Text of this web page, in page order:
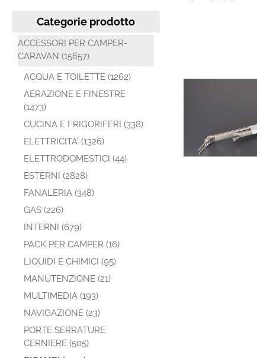
Categorie prodotto
ACCESSORI PER CAMPER-
CARAVAN (15657)
ACQUA E TOILETTE (1262)
AERAZIONE E FINESTRE
(1473)
CUCINA E FRIGORIFERI (338)
ELETTRICITA' (1326)
ELETTRODOMESTICI (44)
ESTERNI (2828)
FANALERIA (348)
GAS (226)
INTERNI (679)
PACK PER CAMPER (16)
LIQUIDI E CHIMICI (95)
MANUTENZIONE (21)
MULTIMEDIA (193)
NAVIGAZIONE (23)
PORTE SERRATURE
CERNIERE (505)